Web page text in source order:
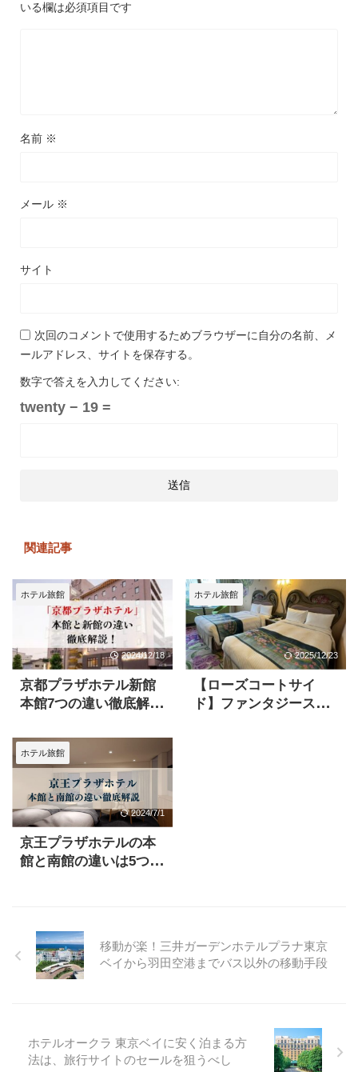
いる欄は必須項目です
名前 ※
メール ※
サイト
次回のコメントで使用するためブラウザーに自分の名前、メ
ールアドレス、サイトを保存する。
数字で答えを入力してください:
twenty − 19 =
関連記事
ホテル旅館
2024/12/18
京都プラザホテル新館
本館7つの違い徹底解
ち？
ホテル旅館
2025/12/23
【ローズコートサイ
ド】ファンタジースプ
ホテル旅館
2024/7/1
京王プラザホテルの本
館と南館の違いは5つ！
移動が楽！三井ガーデンホテルプラナ東京
ベイから羽田空港までバス以外の移動手段
ホテルオークラ 東京ベイに安く泊まる方
法は、旅行サイトのセールを狙うべし